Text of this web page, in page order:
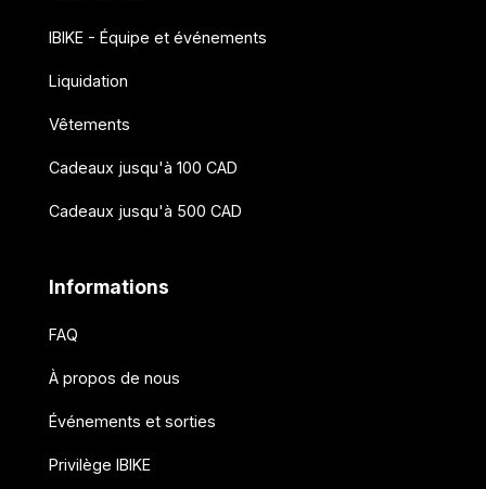
IBIKE - Équipe et événements
Liquidation
Vêtements
Cadeaux jusqu'à 100 CAD
Cadeaux jusqu'à 500 CAD
Informations
FAQ
À propos de nous
Événements et sorties
Privilège IBIKE